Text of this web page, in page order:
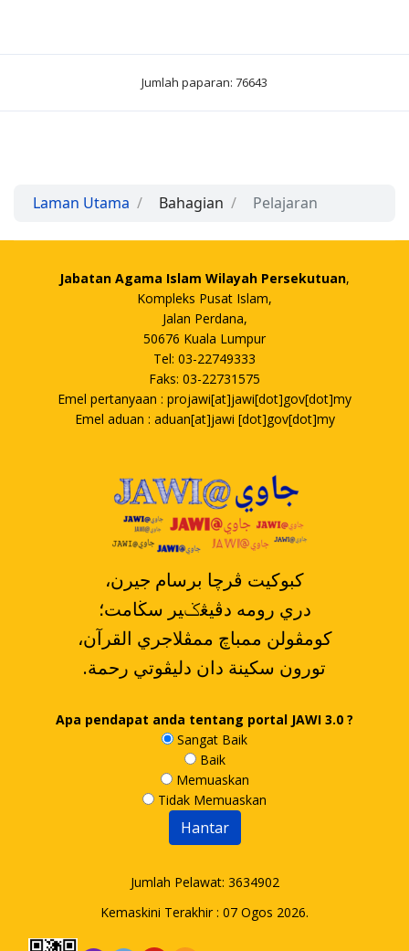
Jumlah paparan: 76643
Laman Utama Bahagian Pelajaran
Jabatan Agama Islam Wilayah Persekutuan,
Kompleks Pusat Islam,
Jalan Perdana,
50676 Kuala Lumpur
Tel: 03-22749333
Faks: 03-22731575
Emel pertanyaan : projawi[at]jawi[dot]gov[dot]my
Emel aduan : aduan[at]jawi [dot]gov[dot]my
،کبوکيت ڤرچا برسام جيرن
دري رومه دڤيڠݢير سڬامت؛
،کومڤولن ممباچ ممڤلاجري القرآن
.تورون سکينة دان دليڤوتي رحمة
Apa pendapat anda tentang portal JAWI 3.0 ?
Sangat Baik
Baik
Memuaskan
Tidak Memuaskan
Jumlah Pelawat: 3634902
Kemaskini Terakhir : 07 Ogos 2026.